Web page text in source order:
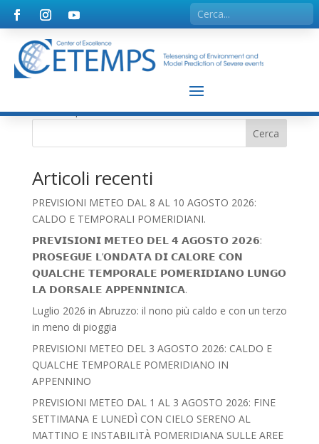
Nessun risultato
La pagina richiesta non è stata trovata. Affina la tua
ricerca, o utilizza la barra di navigazione qui sopra per
trovare il post.
Cerca
Articoli recenti
PREVISIONI METEO DAL 8 AL 10 AGOSTO 2026:
CALDO E TEMPORALI POMERIDIANI.
𝗣𝗥𝗘𝗩𝗜𝗦𝗜𝗢𝗡𝗜 𝗠𝗘𝗧𝗘𝗢 𝗗𝗘𝗟 𝟰 𝗔𝗚𝗢𝗦𝗧𝗢 𝟮𝟬𝟮𝟲:
𝗣𝗥𝗢𝗦𝗘𝗚𝗨𝗘 𝗟’𝗢𝗡𝗗𝗔𝗧𝗔 𝗗𝗜 𝗖𝗔𝗟𝗢𝗥𝗘 𝗖𝗢𝗡
𝗤𝗨𝗔𝗟𝗖𝗛𝗘 𝗧𝗘𝗠𝗣𝗢𝗥𝗔𝗟𝗘 𝗣𝗢𝗠𝗘𝗥𝗜𝗗𝗜𝗔𝗡𝗢 𝗟𝗨𝗡𝗚𝗢
𝗟𝗔 𝗗𝗢𝗥𝗦𝗔𝗟𝗘 𝗔𝗣𝗣𝗘𝗡𝗡𝗜𝗡𝗜𝗖𝗔.
Luglio 2026 in Abruzzo: il nono più caldo e con un terzo
in meno di pioggia
PREVISIONI METEO DEL 3 AGOSTO 2026: CALDO E
QUALCHE TEMPORALE POMERIDIANO IN
APPENNINO
PREVISIONI METEO DAL 1 AL 3 AGOSTO 2026: FINE
SETTIMANA E LUNEDÌ CON CIELO SERENO AL
MATTINO E INSTABILITÀ POMERIDIANA SULLE AREE